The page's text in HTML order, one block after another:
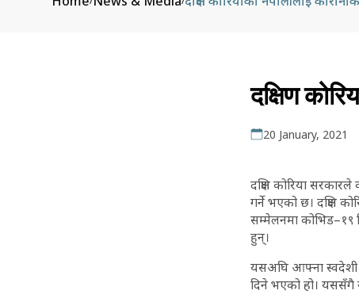
दक्षिण
20 January, 2021
दक्षिण कोरिया
गर्ने भएको छ। दक्षिण
सम्मेलनमा कोभिड–१९
हुन्।
यसअघि आफ्ना स्वदेशी
दिने भएको हो। यससँगै